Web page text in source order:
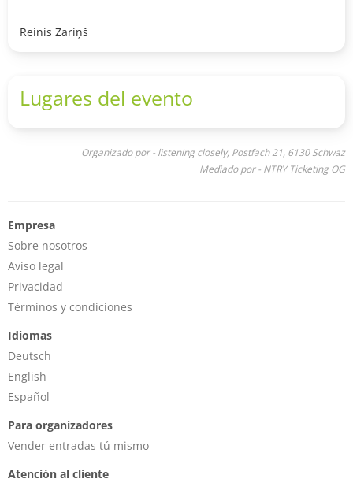
Reinis Zariņš
Lugares del evento
Organizado por - listening closely, Postfach 21, 6130 Schwaz
Mediado por - NTRY Ticketing OG
Empresa
Sobre nosotros
Aviso legal
Privacidad
Términos y condiciones
Idiomas
Deutsch
English
Español
Para organizadores
Vender entradas tú mismo
Atención al cliente